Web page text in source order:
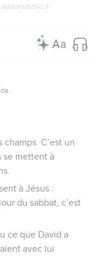
C’est un
se mettent à
à Jésus :
du sabbat, c’est
ce que David a
avec lui